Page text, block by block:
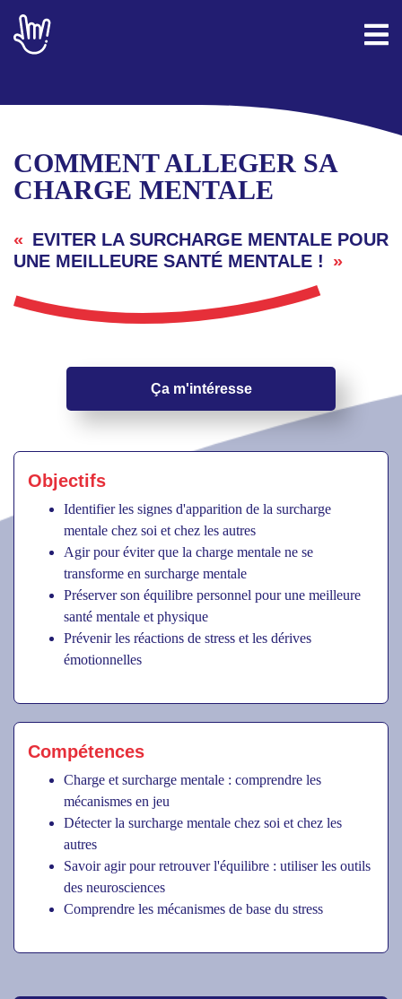
COMMENT ALLEGER SA
CHARGE MENTALE
EVITER LA SURCHARGE MENTALE POUR
UNE MEILLEURE SANTÉ MENTALE !
Ça m'intéresse
Objectifs
Identifier les signes d'apparition de la surcharge
mentale chez soi et chez les autres
Agir pour éviter que la charge mentale ne se
transforme en surcharge mentale
Préserver son équilibre personnel pour une meilleure
santé mentale et physique
Prévenir les réactions de stress et les dérives
émotionnelles
Compétences
Charge et surcharge mentale : comprendre les
mécanismes en jeu
Détecter la surcharge mentale chez soi et chez les
autres
Savoir agir pour retrouver l'équilibre : utiliser les outils
des neurosciences
Comprendre les mécanismes de base du stress